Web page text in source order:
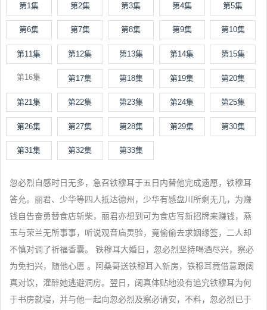
第1集 第2集 第3集 第4集 第5集
第6集 第7集 第8集 第9集 第10集
第11集 第12集 第13集 第14集 第15集
第16集 第17集 第18集 第19集 第20集
第21集 第22集 第23集 第24集 第25集
第26集 第27集 第28集 第29集 第30集
第31集 第32集 第33集
忽必烈自感时日无多，急召铁穆耳于五日内替他完成遗愿，铁穆耳
答允。丽君、少华等四人抵达德州，少华有感盘川所剩无几，为赚
钱自告奋勇替食店斩柴，丽君亦想到可为食店写新招牌来赚钱，燕
玉与荣兰无所事事，听说观音庙灵验，竟偷偷去求姻缘签，二人却
不慎对调了祈福香囊。 铁穆耳大婚日，忽必烈坚持喝酒尽兴，察必
为免扫兴，随他心愿 。阿桑哥送铁穆耳入新房，铁穆耳竟借意跟阔
真对饮，灌醉她逃避洞房。翌日，阔真体贴地没有追究铁穆耳为何
于书房就寝，并与他一起向忽必烈及察必请安，不料，忽必烈已于